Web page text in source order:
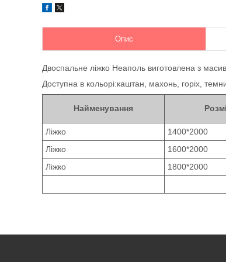
Опис
Двоспальне ліжко Неаполь виготовлена з
Доступна в кольорі:каштан, махонь, горіх,
Найменування
Ліжко
1400*2000
Ліжко
1600*2000
Ліжко
1800*2000